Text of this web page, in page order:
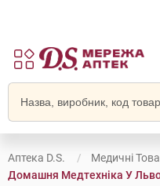
Аптека D.S. Медичні
Домашня Медтехніка У